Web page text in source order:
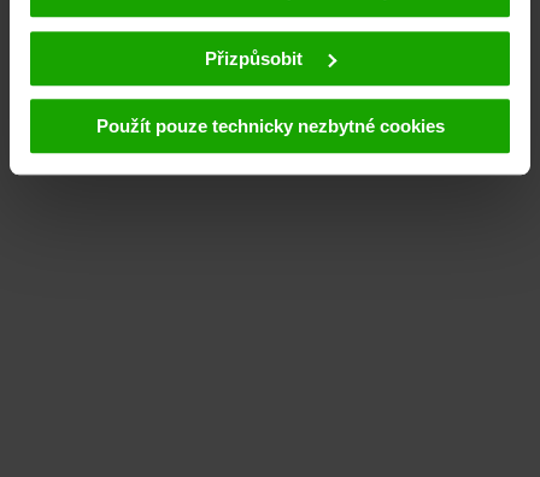
prostředky. Kliknutím na tlačítko "Přijmout cookies"
souhlasíte s tím, že cookies mohou být používány námi
a poskytovateli třetích stran (také v USA). Tyto údaje
Další podrobnosti týkající se cookies a případné pozdější
Přizpůsobit
Použít pouze technicky nezbytné cookies